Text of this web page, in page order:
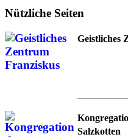
Nützliche Seiten
Geistliches
Salzkotten